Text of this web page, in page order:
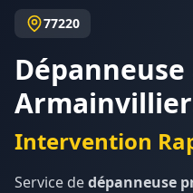
77220
Dépanneuse
Intervention
Service dedépanneuse